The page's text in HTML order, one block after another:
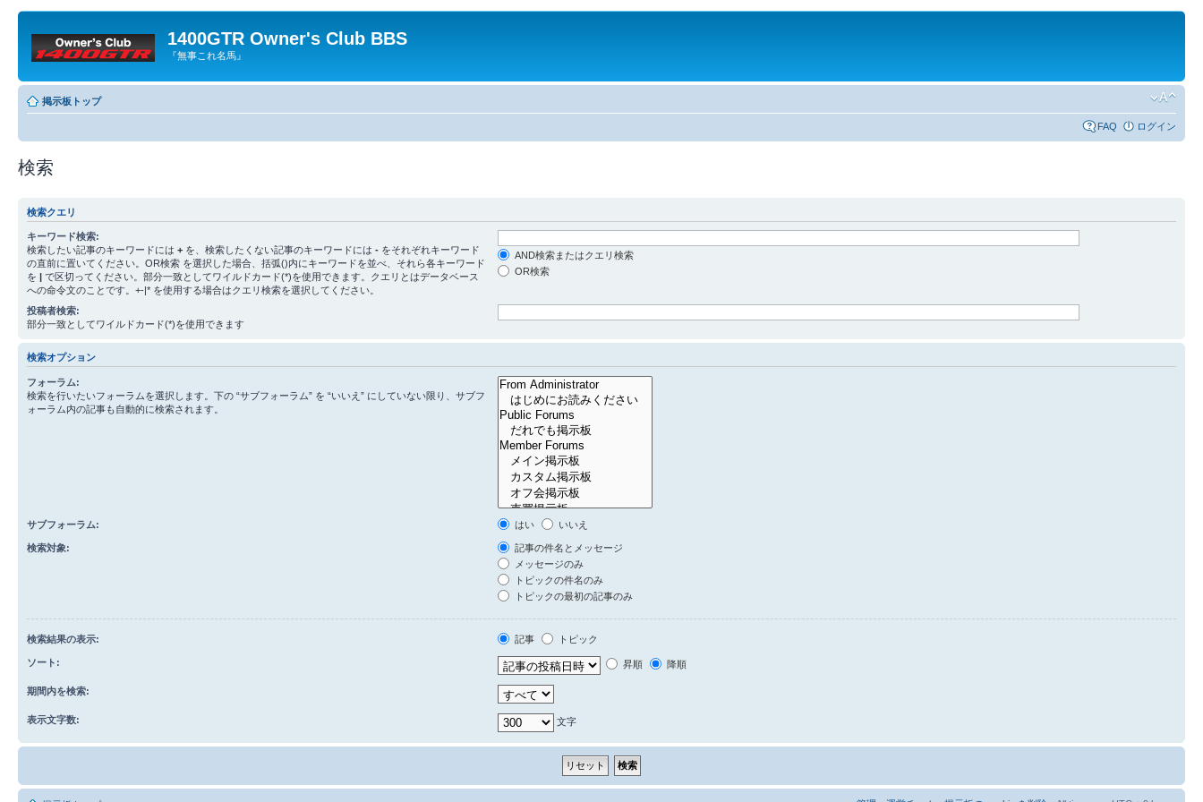
1400GTR Owner's Club BBS
『無事これ名馬』
掲示板トップ
FAQ ログイン
検索
検索クエリ
キーワード検索:
検索したい記事のキーワードには + を、検索したくない記事のキーワードには - をそれぞれキーワード
の直前に置いてください。OR検索 を選択した場合、括弧()内にキーワードを並べ、それら各キーワード
を | で区切ってください。部分一致としてワイルドカード(*)を使用できます。クエリとはデータベース
への命令文のことです。+-|* を使用する場合はクエリ検索を選択してください。
AND検索またはクエリ検索
OR検索
投稿者検索:
部分一致としてワイルドカード(*)を使用できます
検索オプション
フォーラム:
検索を行いたいフォーラムを選択します。下の “サブフォーラム” を “いいえ” にしていない限り、サブフ
ォーラム内の記事も自動的に検索されます。
サブフォーラム: はい いいえ
検索対象:
記事の件名とメッセージ
メッセージのみ
トピックの件名のみ
トピックの最初の記事のみ
検索結果の表示: 記事 トピック
ソート: 昇順 降順
期間内を検索:
表示文字数: 文字